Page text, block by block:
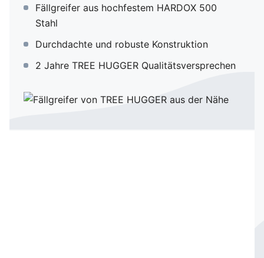
360° Rotator
Fällgreifer aus hochfestem HARDOX 500
Stahl
Durchdachte und robuste Konstruktion
2 Jahre TREE HUGGER Qualitätsversprechen